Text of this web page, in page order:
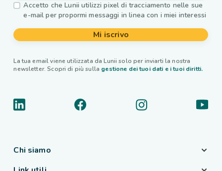
Accetto che Lunii utilizzi pixel di tracciamento nelle sue
e-mail per propormi messaggi in linea con i miei interessi
Mi iscrivo
La tua email viene utilizzata da Lunii solo per inviarti la nostra
newsletter. Scopri di più sulla gestione dei tuoi dati e i tuoi diritti.
Chi siamo